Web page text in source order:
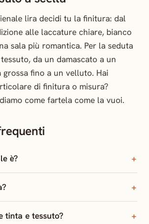
lira decidi tu la finitura: dal
alle laccature chiare, bianco
sala più romantica. Per la seduta
da un damascato a un
grossa fino a un velluto. Hai
di finitura o misura?
come fartela come la vuoi.
è?
tinta e tessuto?